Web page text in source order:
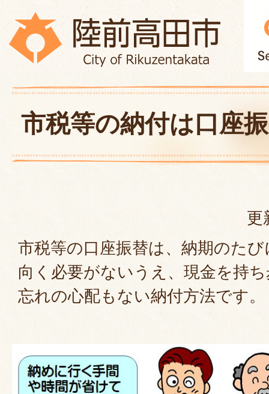
市税等の納付は口座
更
市税等の口座振替は、納期のた
向く必要がないうえ、現金を持
忘れの心配もない納付方法です。